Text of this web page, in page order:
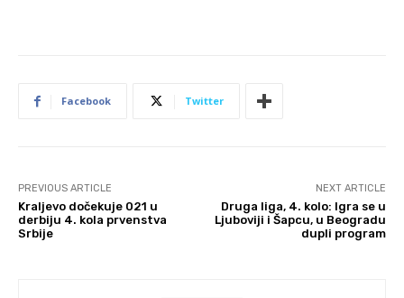
Facebook Twitter
PREVIOUS ARTICLE
Kraljevo dočekuje 021 u
derbiju 4. kola prvenstva
Srbije
NEXT ARTICLE
Druga liga, 4. kolo: Igra se u
Ljuboviji i Šapcu, u Beogradu
dupli program